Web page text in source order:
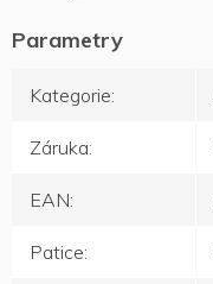
Kategorie:
Záruka:
EAN:
Patice: